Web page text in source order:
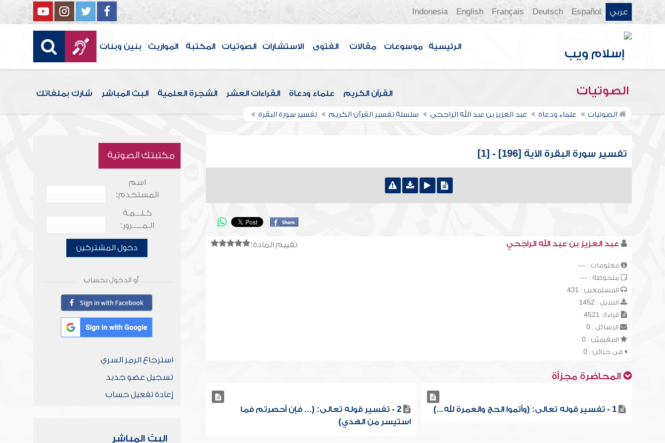
عربي Español
Deutsch
Français
English
Indonesia
الرئيسية موسوعات مقالات الفتوى الاستشارات الصوتيات المكتبة المواريث بنين وبنات
الصوتيات القرآن الكريم علماء ودعاة القراءات العشر الشجرة العلمية البث المباشر شارك بملفاتك
الصوتيات علماء ودعاة عبد العزيز بن عبد الله الراجحي سلسلة تفسير القرآن الكريم تفسير سورة البقرة
تفسير سورة البقرة الآية [196] - [1]
تقييم المادة: عبد العزيز بن عبد الله الراجحي
معلومات : ---
ملحوظة : ---
المستمعين : 431
التنزيل : 1452
قراءة: 4521
الرسائل : 0
المقيميّن : 0
في خزائن : 0
المحاضرة مجزأة
1 - تفسير قوله تعالى: (وأتموا الحج والعمرة لله...)
2 - تفسير قوله تعالى: (... فإن أحصرتم فما
استيسر من الهدي)
مكتبتك الصوتية
اسم
المستخدم:
كـلـــمـة
الـمـــــرور:
دخول المشتركين
أو الدخول بحساب
استرجاع الرمز السري
تسجيل عضو جديد
إعادة تفعيل حساب
البث المباشر